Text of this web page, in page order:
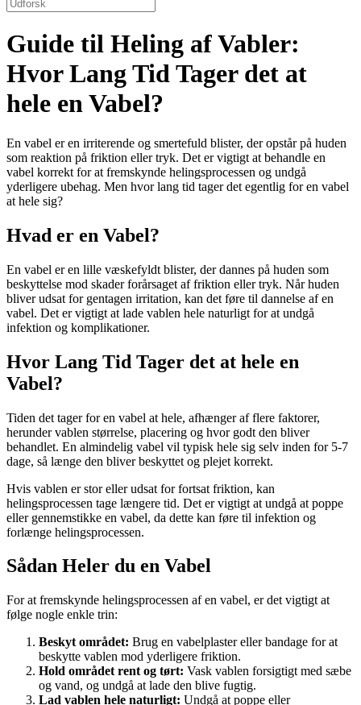
Guide til Heling af Vabler:
Hvor Lang Tid Tager det at
hele en Vabel?
En vabel er en irriterende og smertefuld blister, der opstår på huden
som reaktion på friktion eller tryk. Det er vigtigt at behandle en
vabel korrekt for at fremskynde helingsprocessen og undgå
yderligere ubehag. Men hvor lang tid tager det egentlig for en vabel
at hele sig?
Hvad er en Vabel?
En vabel er en lille væskefyldt blister, der dannes på huden som
beskyttelse mod skader forårsaget af friktion eller tryk. Når huden
bliver udsat for gentagen irritation, kan det føre til dannelse af en
vabel. Det er vigtigt at lade vablen hele naturligt for at undgå
infektion og komplikationer.
Hvor Lang Tid Tager det at hele en
Vabel?
Tiden det tager for en vabel at hele, afhænger af flere faktorer,
herunder vablen størrelse, placering og hvor godt den bliver
behandlet. En almindelig vabel vil typisk hele sig selv inden for 5-7
dage, så længe den bliver beskyttet og plejet korrekt.
Hvis vablen er stor eller udsat for fortsat friktion, kan
helingsprocessen tage længere tid. Det er vigtigt at undgå at poppe
eller gennemstikke en vabel, da dette kan føre til infektion og
forlænge helingsprocessen.
Sådan Heler du en Vabel
For at fremskynde helingsprocessen af en vabel, er det vigtigt at
følge nogle enkle trin:
Beskyt området: Brug en vabelplaster eller bandage for at
beskytte vablen mod yderligere friktion.
Hold området rent og tørt: Vask vablen forsigtigt med sæbe
og vand, og undgå at lade den blive fugtig.
Lad vablen hele naturligt: Undgå at poppe eller